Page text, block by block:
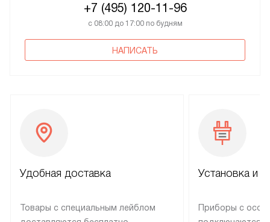
+7 (495) 120-11-96
с 08:00 до 17:00 по будням
НАПИСАТЬ
Удобная доставка
Товары с специальным лейблом
Установка и
Приборы с